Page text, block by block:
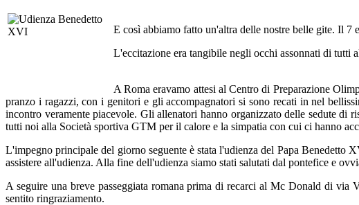
E così abbiamo fatto un'altra delle nostre belle gite. Il 7
L'eccitazione era tangibile negli occhi assonnati di tutti
A Roma eravamo attesi al Centro di Preparazione
pranzo i ragazzi, con i genitori e gli accompagnatori si sono recati in nel
incontro veramente piacevole. Gli allenatori hanno organizzato delle sedute di
tutti noi alla Società sportiva GTM per il calore e la simpatia con cui ci hanno
L'impegno principale del giorno seguente è stata l'udienza del Papa Benedetto
assistere all'udienza. Alla fine dell'udienza siamo stati salutati dal pontefice e
A seguire una breve passeggiata romana prima di recarci al Mc Donald di
sentito ringraziamento.